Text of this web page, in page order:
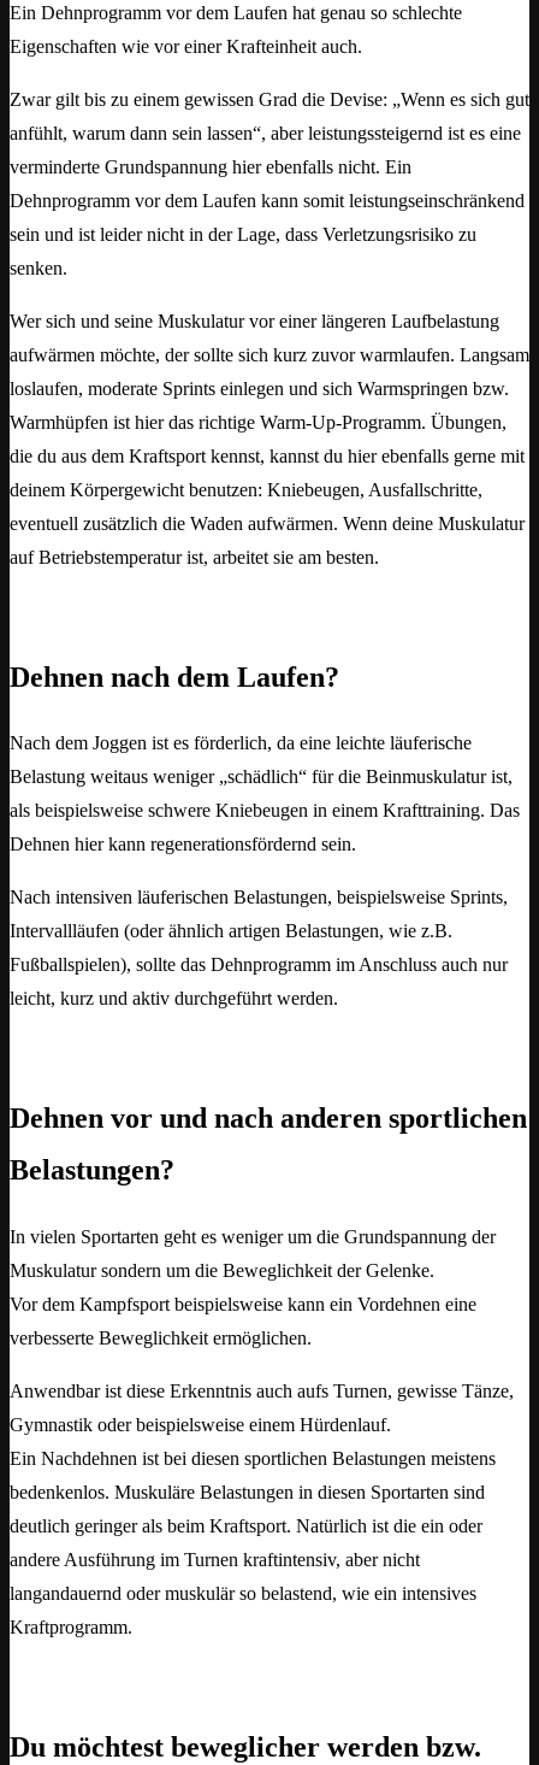
Ein Dehnprogramm vor dem Laufen hat genau so schlechte
Eigenschaften wie vor einer Krafteinheit auch.
Zwar gilt bis zu einem gewissen Grad die Devise: „Wenn es sich gut
anfühlt, warum dann sein lassen“, aber leistungssteigernd ist es eine
verminderte Grundspannung hier ebenfalls nicht. Ein
Dehnprogramm vor dem Laufen kann somit leistungseinschränkend
sein und ist leider nicht in der Lage, dass Verletzungsrisiko zu
senken.
Wer sich und seine Muskulatur vor einer längeren Laufbelastung
aufwärmen möchte, der sollte sich kurz zuvor warmlaufen. Langsam
loslaufen, moderate Sprints einlegen und sich Warmspringen bzw.
Warmhüpfen ist hier das richtige Warm-Up-Programm. Übungen,
die du aus dem Kraftsport kennst, kannst du hier ebenfalls gerne mit
deinem Körpergewicht benutzen: Kniebeugen, Ausfallschritte,
eventuell zusätzlich die Waden aufwärmen. Wenn deine Muskulatur
auf Betriebstemperatur ist, arbeitet sie am besten.
Dehnen nach dem Laufen?
Nach dem Joggen ist es förderlich, da eine leichte läuferische
Belastung weitaus weniger „schädlich“ für die Beinmuskulatur ist,
als beispielsweise schwere Kniebeugen in einem Krafttraining. Das
Dehnen hier kann regenerationsfördernd sein.
Nach intensiven läuferischen Belastungen, beispielsweise Sprints,
Intervallläufen (oder ähnlich artigen Belastungen, wie z.B.
Fußballspielen), sollte das Dehnprogramm im Anschluss auch nur
leicht, kurz und aktiv durchgeführt werden.
Dehnen vor und nach anderen sportlichen
Belastungen?
In vielen Sportarten geht es weniger um die Grundspannung der
Muskulatur sondern um die Beweglichkeit der Gelenke.
Vor dem Kampfsport beispielsweise kann ein Vordehnen eine
verbesserte Beweglichkeit ermöglichen.
Anwendbar ist diese Erkenntnis auch aufs Turnen, gewisse Tänze,
Gymnastik oder beispielsweise einem Hürdenlauf.
Ein Nachdehnen ist bei diesen sportlichen Belastungen meistens
bedenkenlos. Muskuläre Belastungen in diesen Sportarten sind
deutlich geringer als beim Kraftsport. Natürlich ist die ein oder
andere Ausführung im Turnen kraftintensiv, aber nicht
langandauernd oder muskulär so belastend, wie ein intensives
Kraftprogramm.
Du möchtest beweglicher werden bzw.